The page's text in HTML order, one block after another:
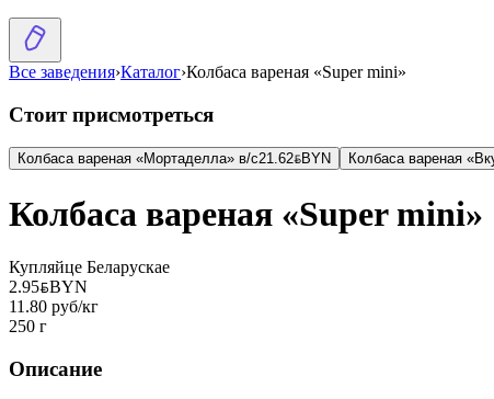
Все заведения›Каталог›Колбаса вареная «Super mini»
Стоит присмотреться
Колбаса вареная «Мортаделла» в/с21.62BYNBYN Колбаса вареная
Колбаса вареная «Super mini»
Купляйце Беларускае
2.95BYNBYN
11.80 руб/кг
250 г
Описание